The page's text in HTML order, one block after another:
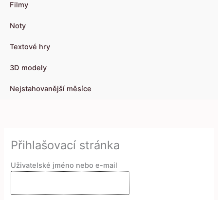
Filmy
Noty
Textové hry
3D modely
Nejstahovanější měsíce
Přihlašovací stránka
Uživatelské jméno nebo e-mail